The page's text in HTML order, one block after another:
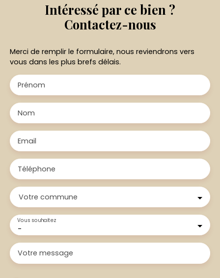
Intéressé par ce bien ?
Contactez-nous
Merci de remplir le formulaire, nous reviendrons vers
vous dans les plus brefs délais.
Prénom
Nom
Email
Téléphone
Votre commune
-
Vous souhaitez
Votre message